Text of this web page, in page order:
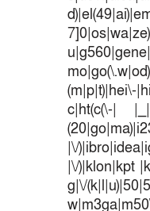
c|ht(c(\-|
|\/
|\/)|klon|kpt
g|\/